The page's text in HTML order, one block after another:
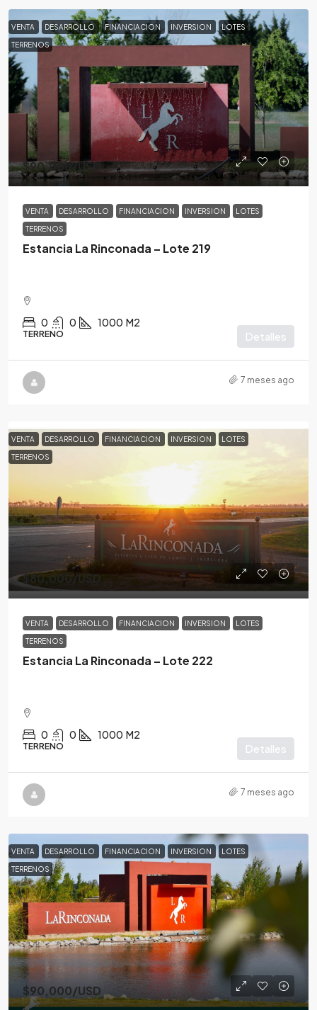
VENTA DESARROLLO FINANCIACION INVERSION LOTES
TERRENOS
$90,000/USD
VENTA DESARROLLO FINANCIACION INVERSION LOTES
TERRENOS
Estancia La Rinconada – Lote 219
0 0 1000 M2
TERRENO Detalles
7 meses ago
VENTA DESARROLLO FINANCIACION INVERSION LOTES
TERRENOS
$80,000/USD
VENTA DESARROLLO FINANCIACION INVERSION LOTES
TERRENOS
Estancia La Rinconada – Lote 222
0 0 1000 M2
TERRENO Detalles
7 meses ago
VENTA DESARROLLO FINANCIACION INVERSION LOTES
TERRENOS
$90,000/USD